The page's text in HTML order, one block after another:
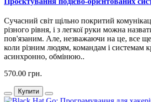
Сучасний світ щільно покритий
різного рівня, і з легкої руки можна
пов'язаним. Але, незважаючи на це, все ще
коли різним людям, командам і системам
асинхронно, обмінюю..
570.00 грн.
Купити